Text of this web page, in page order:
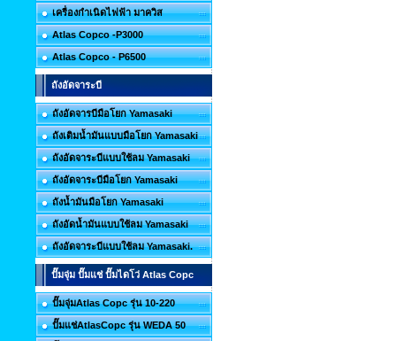
เครื่องกำเนิดไฟฟ้า มาควิส
Atlas Copco -P3000
Atlas Copco - P6500
ถังอัดจาระบี
ถังอัดจารบีมือโยก Yamasaki
ถังเติมน้ำมันแบบมือโยก Yamasaki
ถังอัดจาระบีแบบใช้ลม Yamasaki
ถังอัดจาระบีมือโยก Yamasaki
ถังน้ำมันมือโยก Yamasaki
ถังอัดน้ำมันแบบใช้ลม Yamasaki
ถังอัดจาระบีแบบใช้ลม Yamasaki.
ปั๊มจุ่ม ปั๊มแช่ ปั๊มไดโว่ Atlas Copc
ปั๊มจุ่มAtlas Copc รุ่น 10-220
ปั๊มแช่AtlasCopc รุ่น WEDA 50